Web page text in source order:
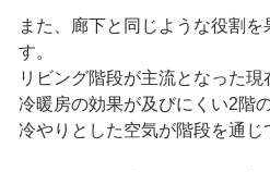
また、廊下と同じような役割
す。
リビング階段が主流となった現
冷暖房の効果が及びにくい2階
冷やりとした空気が階段を通じ